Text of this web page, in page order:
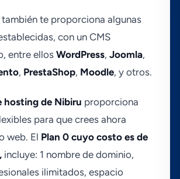
te proporciona algunas
con un CMS
entre ellos WordPress, Joomla,
, PrestaShop, Moodle, y otros.
hosting de Nibiru proporciona
para que crees ahora
web. El Plan 0 cuyo costo es de
incluye: 1 nombre de dominio,
ilimitados, espacio